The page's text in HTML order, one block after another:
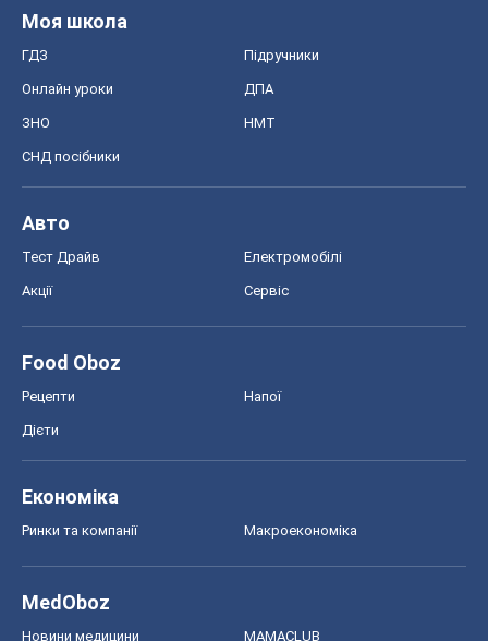
Моя школа
ГДЗ Підручники
Онлайн уроки ДПА
ЗНО НМТ
СНД посібники
Авто
Тест Драйв Електромобілі
Акції Сервіс
Food Oboz
Рецепти Напої
Дієти
Економіка
Ринки та компанії Макроекономіка
MedOboz
Новини медицини MAMACLUB